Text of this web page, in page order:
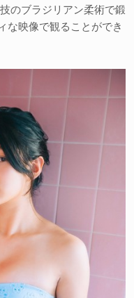
のブラジリアン柔術で鍛
な映像で観ることができ